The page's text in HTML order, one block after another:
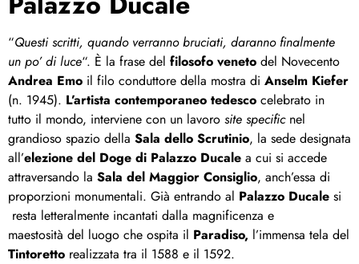
“Questi scritti, quando verranno bruciati, daranno finalmente
un po’ di luce“. È la frase del filosofo veneto del Novecento
Andrea Emo il filo conduttore della mostra di Anselm Kiefer
(n. 1945). L’artista contemporaneo tedesco celebrato in
tutto il mondo, interviene con un lavoro site specificnel
grandioso spazio della Sala dello Scrutinio, la sede designata
all’elezione del Doge di Palazzo Ducale a cui si accede
attraversando la Sala del Maggior Consiglio, anch’essa di
proporzioni monumentali. Già entrando al Palazzo Ducale si
resta letteralmente incantati dalla magnificenza e
maestosità del luogo che ospita il Paradiso, l’immensa tela del
Tintoretto realizzata tra il 1588 e il 1592.